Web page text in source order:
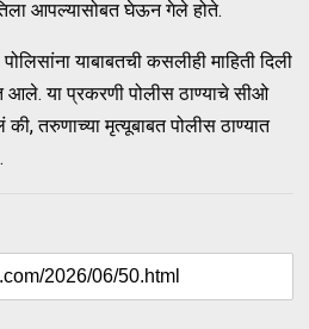
आपल्यासोबत घेऊन गेले होते.
याबाबतची कसलीही माहिती दिली
आले. या प्रकरणी पोलीस ठाण्याचे सीओ
तरुणाच्या मृत्यूबाबत पोलीस ठाण्यात